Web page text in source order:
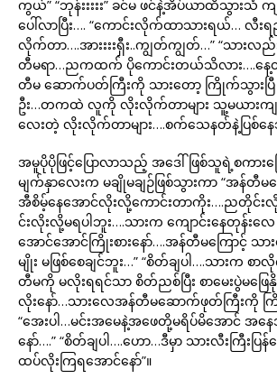
ကွယ်” “ဘုန်းးးးး” ခင်မ ဖင်နဲ့အိပ်ယာထိသွားသံ
ပေါ်လာပြီး…. “ကောင်းလိုက်ထာသားရယ်… လီး
လိုက်တာ….အားးးးရှီး..ကျွတ်ကျွတ်…” “သားလ
တီမရာ…ညကထက် ပိုကောင်းတယ်သိလား….နေ့
တီမ ဆောက်ပတ်ကြီးကို သားတော့ ကြိုက်သွားပြီ
ဦး…တကထဲ လူကို လိုးလိုက်တာများ သူ့မယားကျ
လေးတဲ့ လိုးလိုက်တာများ….စက်သေနတ်နဲ့ပြစ်နေ
အမူပိုပိုဖြင့်ပြောလာသည့် အဒေါ်ဖြစ်သူရဲ့စကားက
မျက်နှာလေးက မချိုမချဉ်ဖြစ်သွားကာ “အန်
အီစိမ့်နေအောင်လိုးလို့ကောင်းတာကိုး….ညတိုင်း
င်းလိုးလို့မရပါဘူး….သားက ကျောင်းနေတုန်း
အောင်အောင်ကြိုးစားနော်….အန်တီမကြောင့် သာ
မျိုး မဖြစ်စေချင်ဘူး…” “စိတ်ချပါ….သားက
တီမကို မလိုးရရင်သာ စိတ်ညစ်ပြီး စာမေးပွဲမဖြေ
လိုးနော်…သားလေအန်တီမဆောက်ဖုတ်ကြီးကို က
“အေးပါ…မင်းအမေနဲ့အဖေတို့မရိပ်မိအောင် အန
နော်….” “စိတ်ချပါ….ဟော…ဒီမှာ သားလီးကြီးပ
ထပ်လိုးကြရအောင်နော်”။